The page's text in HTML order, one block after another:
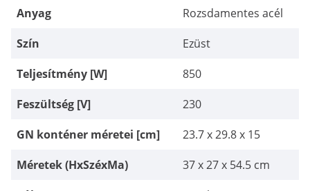
Anyag
Rozsdamentes acél
Szín
Ezüst
Teljesítmény [W]
850
Feszültség [V]
230
GN konténer méretei [cm]
23.7 x 29.8 x 15
Méretek (HxSzéxMa)
37 x 27 x 54.5 cm